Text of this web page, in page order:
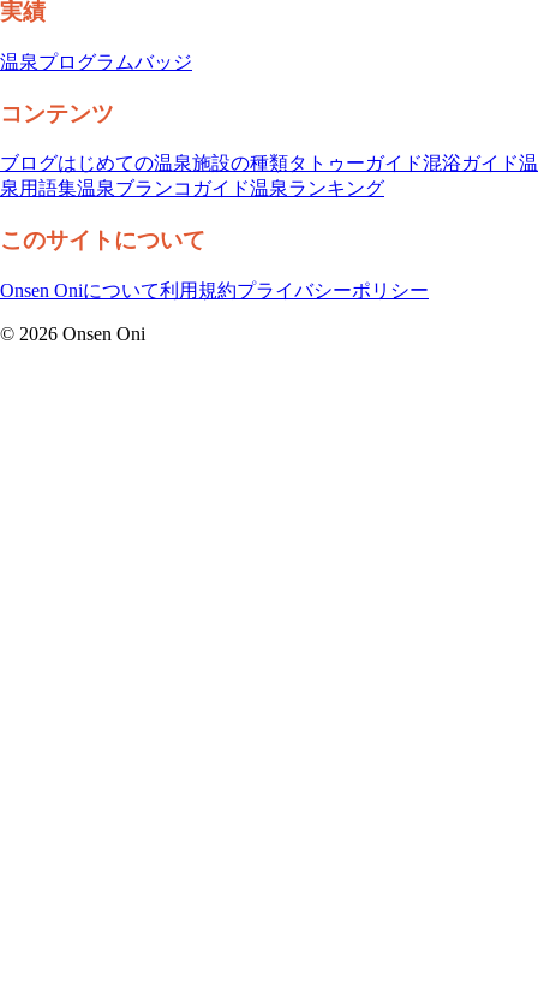
実績
温泉プログラムバッジ
コンテンツ
ブログはじめての温泉施設の種類タトゥーガイド混浴ガイド温
泉用語集温泉ブランコガイド温泉ランキング
このサイトについて
Onsen Oniについて利用規約プライバシーポリシー
© 2026 Onsen Oni